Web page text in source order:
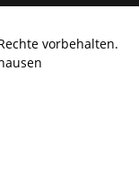
vorbehalten.